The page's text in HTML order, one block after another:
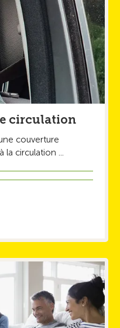
circulation
couverture
la circulation ...